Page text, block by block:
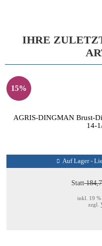
IHRE
15%
AGRIS-DINGMAN Brust-
14-
Auf Lager -
Statt
inkl. 19 %
zzgl.